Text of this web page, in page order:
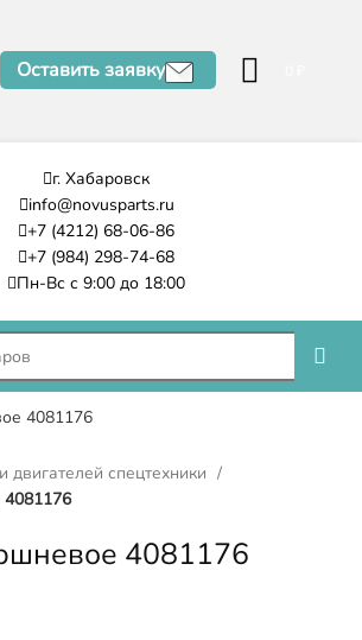
Оставить заявку
г. Хабаровск
info@novusparts.ru
+7 (4212) 68-06-86
+7 (984) 298-74-68
Пн-Вс с 9:00 до 18:00
увеличить
двигателей спецтехники
4081176